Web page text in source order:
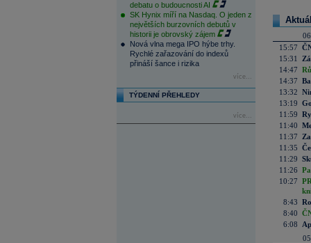
debatu o budoucnosti AI
SK Hynix míří na Nasdaq. O jeden z
největších burzovních debutů v
historii je obrovský zájem
Nová vlna mega IPO hýbe trhy.
Rychlé zařazování do indexů
přináší šance i rizika
více...
TÝDENNÍ PŘEHLEDY
více...
15:57
15:31
14:47
14:37
13:32
13:19
11:59
11:40
11:37
11:35
11:29
11:26
10:27
8:43
8:40
6:08